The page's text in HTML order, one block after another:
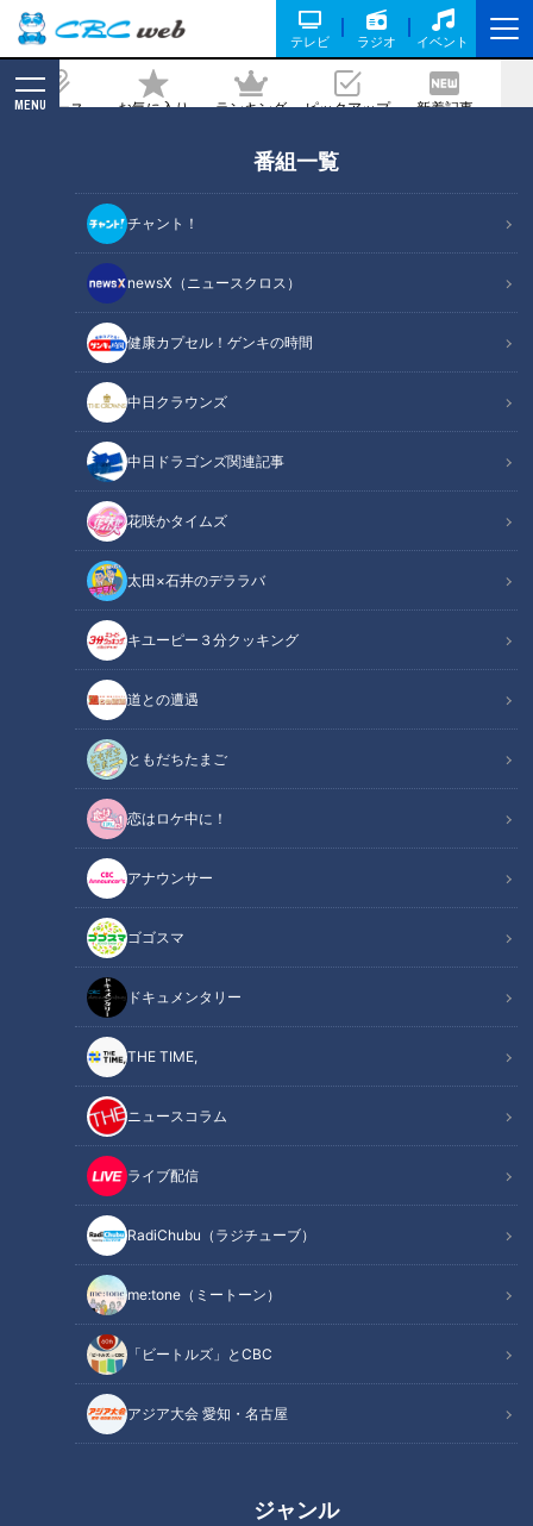
テレビ ラジオ イベント
ニュース お気に入り ランキング ピックアップ 新着記事
MENU
番組一覧
チャント！
newsX（ニュースクロス）
健康カプセル！ゲンキの時間
中日クラウンズ
中日ドラゴンズ関連記事
花咲かタイムズ
太田×石井のデララバ
キユーピー３分クッキング
道との遭遇
ともだちたまご
恋はロケ中に！
アナウンサー
ゴゴスマ
ドキュメンタリー
THE TIME,
ニュースコラム
ライブ配信
RadiChubu（ラジチューブ）
me:tone（ミートーン）
「ビートルズ」とCBC
アジア大会 愛知・名古屋
ジャンル
ない影の名捕手・小田幸平「誰がぶーち
ゃんやねん！名前あるわっ！」
記事に戻る
CBCテレビ野球中継「燃えよドラゴンズ」(C)燃えドラch
この記事の画像（全12枚）
記事に戻る
この記事を見たあなたへのおすすめ
した』